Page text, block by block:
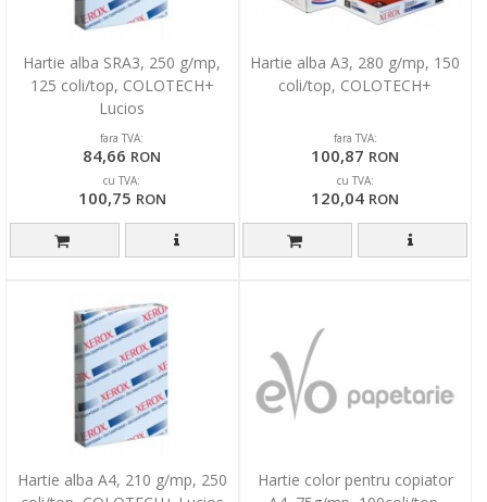
Hartie alba SRA3, 250 g/mp,
125 coli/top, COLOTECH+
Lucios
fara TVA:
84,66 RON
cu TVA:
100,75 RON
Hartie alba A3, 280 g/mp, 150
coli/top, COLOTECH+
fara TVA:
100,87 RON
cu TVA:
120,04 RON
Hartie alba A4, 210 g/mp, 250
Hartie color pentru copiator